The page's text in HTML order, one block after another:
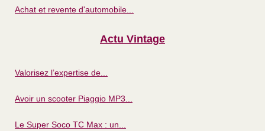
Achat et revente d'automobile...
Actu Vintage
Valorisez l’expertise de...
Avoir un scooter Piaggio MP3...
Le Super Soco TC Max : un...